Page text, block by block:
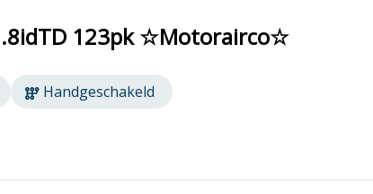
123pk ☆Motorairco☆
Handgeschakeld